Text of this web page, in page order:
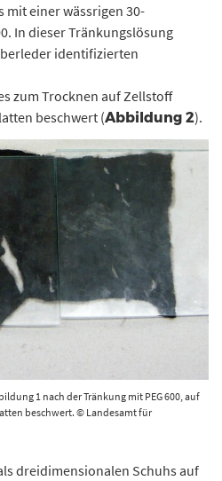
mit einer wässrigen 30-
In dieser Tränkungslösung
identifizierten
zum Trocknen auf Zellstoff
beschwert (Abbildung 2).
1 nach der Tränkung mit PEG 600, auf
beschwert. © Landesamt für
dreidimensionalen Schuhs auf